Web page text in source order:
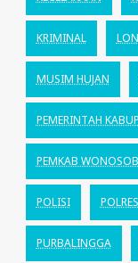
KRIMINAL
MUSIM HUJAN
PEMERINTAH
PEMKAB
POLISI
PURBALINGGA